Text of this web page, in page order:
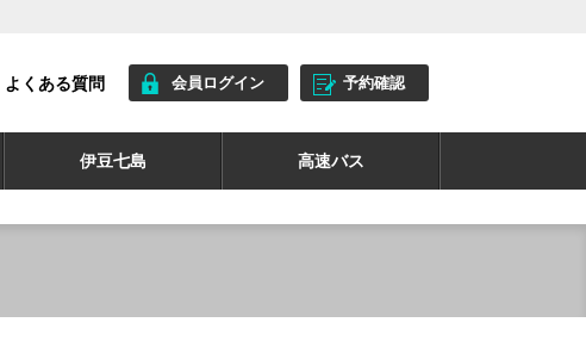
よくある質問 会員ログイン 予約確認
伊豆七島 高速バス